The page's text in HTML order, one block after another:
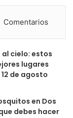
Comentarios
al cielo: estos
lugares
de agosto
en Dos
debes hacer